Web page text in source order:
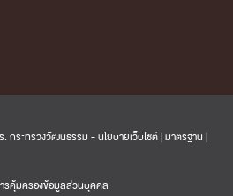
กระทรวงวัฒนธรรม -นโยบายเว็บไซต์|มาตรฐาน |
รคุ้มครองข้อมูลส่วนบุคคล